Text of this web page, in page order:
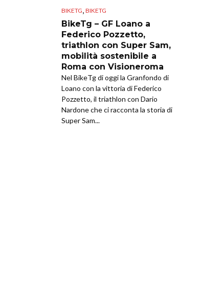
BIKETG BIKETG
BikeTg – GF Loano a
Federico Pozzetto,
triathlon con Super Sam,
mobilità sostenibile a
Roma con Visioneroma
Nel BikeTg di oggi la Granfondo di
Loano con la vittoria di Federico
Pozzetto, il triathlon con Dario
Nardone che ci racconta la storia di
Super Sam...